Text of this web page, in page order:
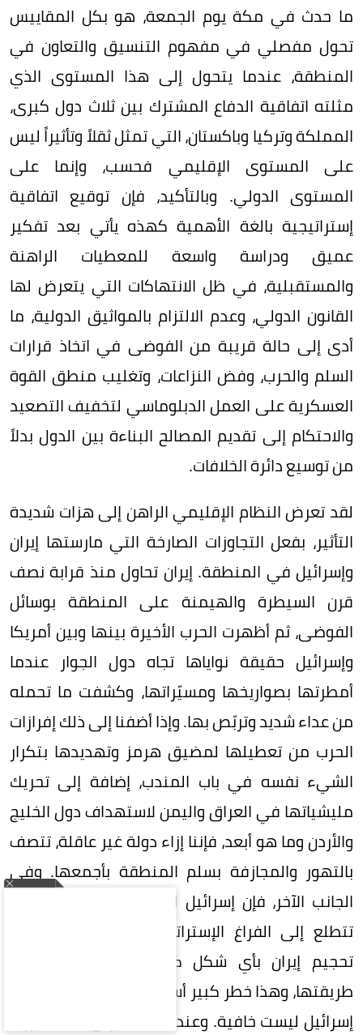
ما حدث في مكة يوم الجمعة، هو بكل المقاييس
تحول مفصلي في مفهوم التنسيق والتعاون في
المنطقة، عندما يتحول إلى هذا المستوى الذي
مثلته اتفاقية الدفاع المشترك بين ثلاث دول كبرى،
المملكة وتركيا وباكستان، التي تمثل ثقلاً وتأثيراً ليس
على المستوى الإقليمي فحسب، وإنما على
المستوى الدولي. وبالتأكيد، فإن توقيع اتفاقية
إستراتيجية بالغة الأهمية كهذه يأتي بعد تفكير
عميق ودراسة واسعة للمعطيات الراهنة
والمستقبلية، في ظل الانتهاكات التي يتعرض لها
القانون الدولي، وعدم الالتزام بالمواثيق الدولية، ما
أدى إلى حالة قريبة من الفوضى في اتخاذ قرارات
السلم والحرب، وفض النزاعات، وتغليب منطق القوة
العسكرية على العمل الدبلوماسي لتخفيف التصعيد
والاحتكام إلى تقديم المصالح البناءة بين الدول بدلاً
من توسيع دائرة الخلافات.
لقد تعرض النظام الإقليمي الراهن إلى هزات شديدة
التأثير، بفعل التجاوزات الصارخة التي مارستها إيران
وإسرائيل في المنطقة. إيران تحاول منذ قرابة نصف
قرن السيطرة والهيمنة على المنطقة بوسائل
الفوضى، ثم أظهرت الحرب الأخيرة بينها وبين أمريكا
وإسرائيل حقيقة نواياها تجاه دول الجوار عندما
أمطرتها بصواريخها ومسيّراتها، وكشفت ما تحمله
من عداء شديد وتربّص بها. وإذا أضفنا إلى ذلك إفرازات
الحرب من تعطيلها لمضيق هرمز وتهديدها بتكرار
الشيء نفسه في باب المندب، إضافة إلى تحريك
مليشياتها في العراق واليمن لاستهداف دول الخليج
والأردن وما هو أبعد، فإننا إزاء دولة غير عاقلة، تتصف
بالتهور والمجازفة بسلم المنطقة بأجمعها. وفي
الجانب الآخر، فإن إسرائيل ليست بأفضل منها لأنها
تتطلع إلى الفراغ الإستراتيجي الذي قد ينتج عن
تحجيم إيران بأي شكل كي تتصدى لملئه على
طريقتها، وهذا خطر كبير أسوأ من خطر إيران، فأطماع
إسرائيل ليست خافية. وعندما يضاف إلى ذلك الحروب